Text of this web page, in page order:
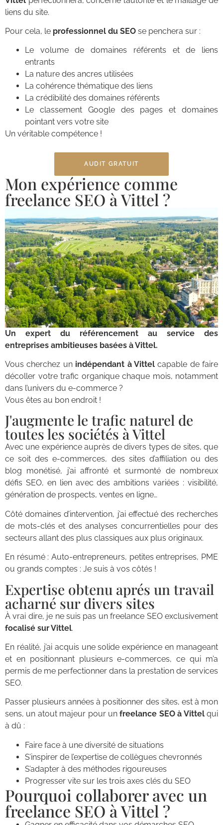
liens du site.
Pour cela, le professionnel du SEO se penchera sur :
Le volume de domaines référents et de liens
entrants
La nature des ancres utilisées
La cohérence thématique des liens
La crédibilité des domaines référents
Le classement Google des pages et domaines
pointant vers votre site
Un véritable compétence !
AUDIT GRATUIT
Mon expérience comme
freelance SEO à Vittel ?
Un expert du référencement au service des
entreprises ambitieuses basées à Vittel.
Vous cherchez un indépendant à Vittelcapable de faire
décoller votre trafic organique chaque mois, notamment
dans l’univers du e-commerce ?
Vous êtes au bon endroit !
J'augmente le trafic naturel de
toutes les sociétés à Vittel
Avec une expérience auprès de divers types de sites, que
ce soit des e-commerces, des sites d’affiliation ou des
blog monétisé, j’ai affronté et surmonté de nombreux
défis SEO, en lien avec des ambitions variées : visibilité,
génération de prospects, ventes en ligne…
Côté domaines d’intervention, j’ai effectué des recherches
de mots-clés et des analyses concurrentielles pour des
secteurs allant des plus classiques aux plus originaux.
En résumé : Auto-entrepreneurs, petites entreprises, PME
ou grands comptes : Je suis à vos côtés !
Expertise obtenu aprés un travail
acharné sur divers sites
À vrai dire, je ne suis pas un freelance SEO exclusivement
focalisé sur Vittel.
En réalité, j’ai acquis une solide expérience en manageant
et en positionnant plusieurs e-commerces, ce qui m’a
permis de me perfectionner dans la prestation de services
SEO.
Passer plusieurs années à positionner des sites, est à mon
sens, un atout majeur pour unfreelance SEO à Vittelqui
à dû :
Faire face à une diversité de situations
S’inspirer de l’expertise de collègues chevronnés
S’adapter à des méthodes rigoureuses
Progresser vite sur les trois axes clés du SEO
Pourquoi collaborer avec un
freelance SEO à Vittel ?